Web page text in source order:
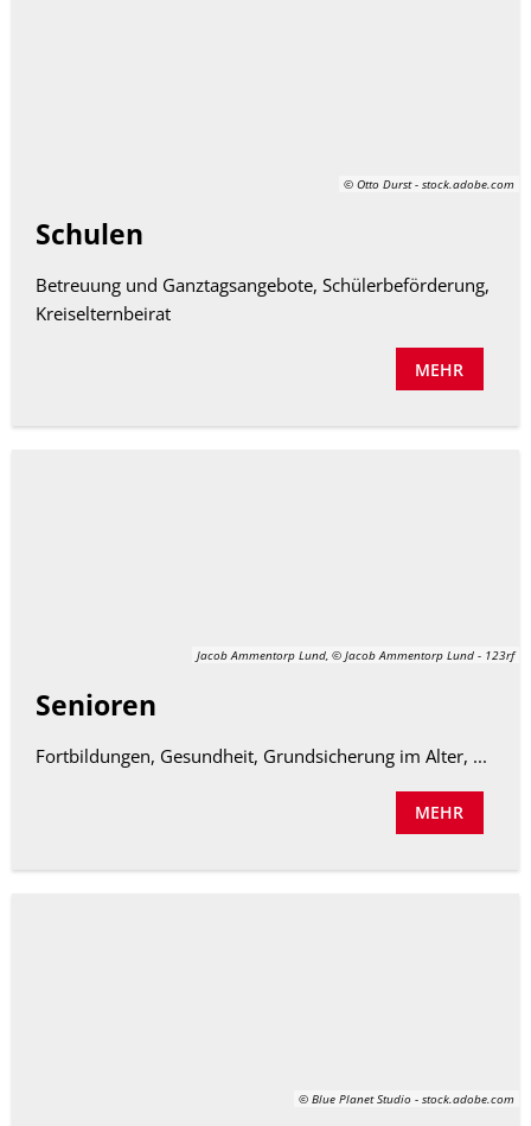
© Otto Durst - stock.adobe.com
Schulen
Betreuung und Ganztagsangebote, Schülerbeförderung,
Kreiselternbeirat
MEHR
Jacob Ammentorp Lund, © Jacob Ammentorp Lund - 123rf
Senioren
Fortbildungen, Gesundheit, Grundsicherung im Alter, ...
MEHR
© Blue Planet Studio - stock.adobe.com